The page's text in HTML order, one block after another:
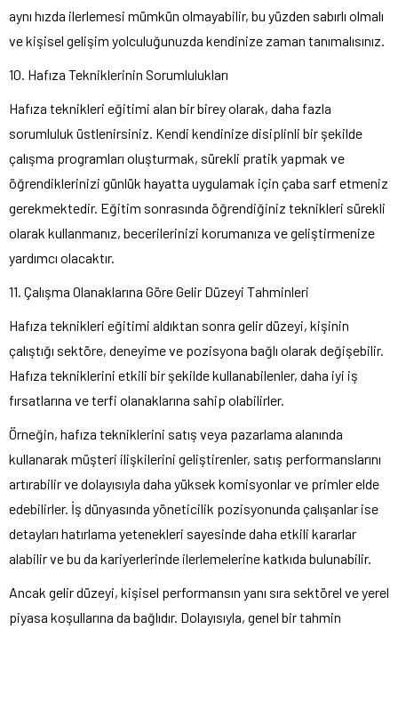
aynı hızda ilerlemesi mümkün olmayabilir, bu yüzden sabırlı olmalı
ve kişisel gelişim yolculuğunuzda kendinize zaman tanımalısınız.
10. Hafıza Tekniklerinin Sorumlulukları
Hafıza teknikleri eğitimi alan bir birey olarak, daha fazla
sorumluluk üstlenirsiniz. Kendi kendinize disiplinli bir şekilde
çalışma programları oluşturmak, sürekli pratik yapmak ve
öğrendiklerinizi günlük hayatta uygulamak için çaba sarf etmeniz
gerekmektedir. Eğitim sonrasında öğrendiğiniz teknikleri sürekli
olarak kullanmanız, becerilerinizi korumanıza ve geliştirmenize
yardımcı olacaktır.
11. Çalışma Olanaklarına Göre Gelir Düzeyi Tahminleri
Hafıza teknikleri eğitimi aldıktan sonra gelir düzeyi, kişinin
çalıştığı sektöre, deneyime ve pozisyona bağlı olarak değişebilir.
Hafıza tekniklerini etkili bir şekilde kullanabilenler, daha iyi iş
fırsatlarına ve terfi olanaklarına sahip olabilirler.
Örneğin, hafıza tekniklerini satış veya pazarlama alanında
kullanarak müşteri ilişkilerini geliştirenler, satış performanslarını
artırabilir ve dolayısıyla daha yüksek komisyonlar ve primler elde
edebilirler. İş dünyasında yöneticilik pozisyonunda çalışanlar ise
detayları hatırlama yetenekleri sayesinde daha etkili kararlar
alabilir ve bu da kariyerlerinde ilerlemelerine katkıda bulunabilir.
Ancak gelir düzeyi, kişisel performansın yanı sıra sektörel ve yerel
piyasa koşullarına da bağlıdır. Dolayısıyla, genel bir tahmin